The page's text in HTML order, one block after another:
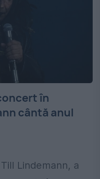
în
cântă anul
Lindemann, a